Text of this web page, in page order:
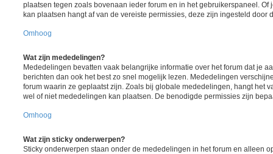
plaatsen tegen zoals bovenaan ieder forum en in het gebruikerspaneel.
kan plaatsen hangt af van de vereiste permissies, deze zijn ingesteld door
Omhoog
Wat zijn mededelingen?
Mededelingen bevatten vaak belangrijke informatie over het forum dat je
berichten dan ook het best zo snel mogelijk lezen. Mededelingen
forum waarin ze geplaatst zijn. Zoals bij globale mededelingen, hangt het
wel of niet mededelingen kan plaatsen. De benodigde permissies zijn
Omhoog
Wat zijn sticky onderwerpen?
Sticky onderwerpen staan onder de mededelingen in het forum en alleen